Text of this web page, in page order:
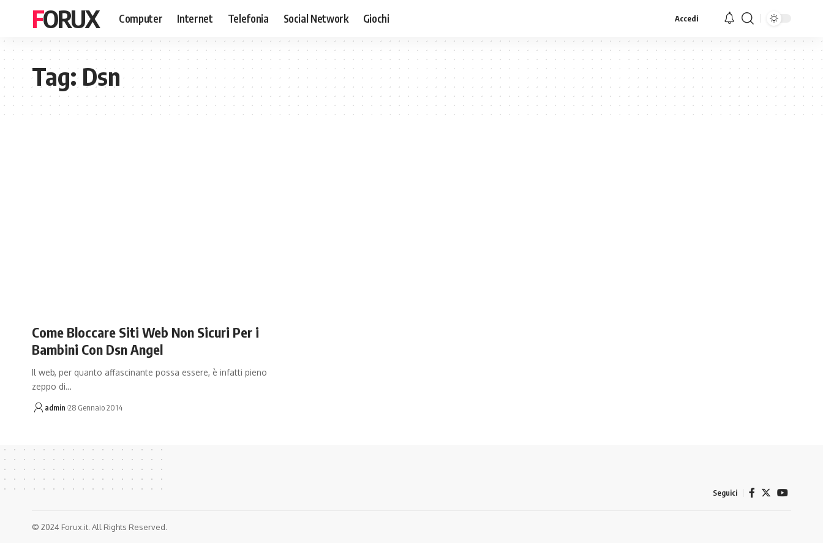
FORUX Computer Internet Telefonia Social Network Giochi Accedi
Tag:Dsn
Come Bloccare Siti Web Non Sicuri Per i
Bambini Con Dsn Angel
Il web, per quanto affascinante possa essere, è infatti pieno
zeppo di…
admin 28 Gennaio 2014
Seguici
© 2024 Forux.it. All Rights Reserved.